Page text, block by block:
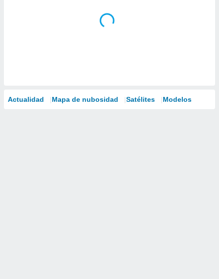
Actualidad Mapa de nubosidad Satélites Modelos